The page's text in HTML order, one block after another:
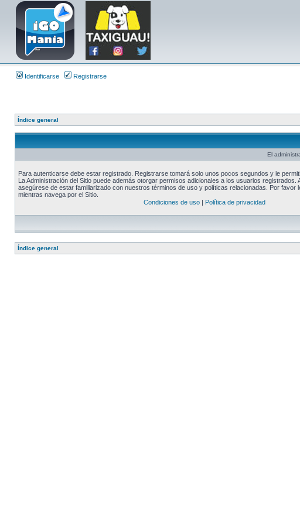
Identificarse Registrarse
Índice general
El
Para autenticarse debe estar registrado. Registrarse tomará solo unos pocos segundos y le
La Administración del Sitio puede además otorgar permisos adicionales a los usuarios registrados.
asegúrese de estar familiarizado con nuestros términos de uso y políticas relacionadas. Por favor
mientras navega por el Sitio.
Condiciones de uso| Política de privacidad
Índice general